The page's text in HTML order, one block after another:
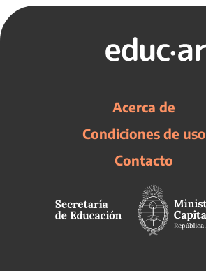
Acerca de
Condiciones de uso
Contacto